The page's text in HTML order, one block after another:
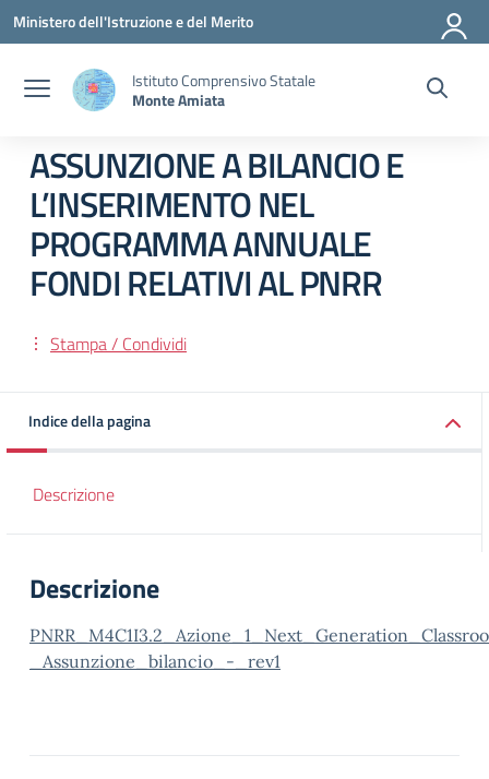
Vai ai contenuti
Vai al menu di navigazione
Vai al footer
Ministero dell'Istruzione e del Merito
Istituto Comprensivo Statale
Monte Amiata
ASSUNZIONE A BILANCIO E
L’INSERIMENTO NEL
PROGRAMMA ANNUALE
FONDI RELATIVI AL PNRR
Stampa / Condividi
Indice della pagina
Descrizione
Descrizione
_Assunzione_bilancio_-_rev1